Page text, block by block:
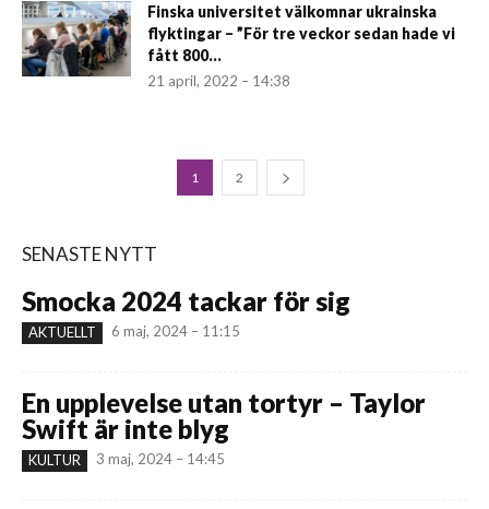
Finska universitet välkomnar ukrainska
flyktingar – ”För tre veckor sedan hade vi
fått 800...
21 april, 2022 – 14:38
1 2
SENASTE NYTT
Smocka 2024 tackar för sig
AKTUELLT 6 maj, 2024 – 11:15
En upplevelse utan tortyr – Taylor
Swift är inte blyg
KULTUR 3 maj, 2024 – 14:45